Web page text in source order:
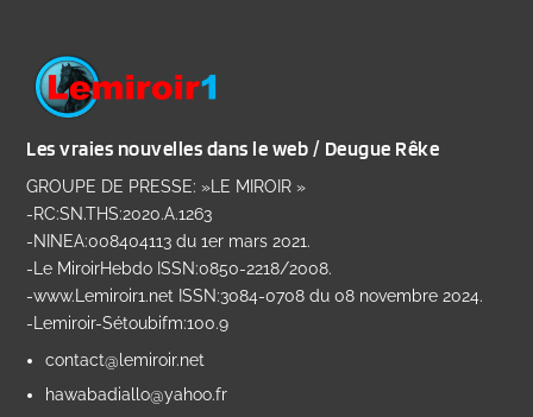
Les vraies nouvelles dans le web / Deugue Rêke
GROUPE DE PRESSE: »LE MIROIR »
-RC:SN.THS:2020.A.1263
-NINEA:008404113 du 1er mars 2021.
-Le MiroirHebdo ISSN:0850-2218/2008.
-www.Lemiroir1.net ISSN:3084-0708 du 08 novembre 2024.
-Lemiroir-Sétoubifm:100.9
contact@lemiroir.net
hawabadiallo@yahoo.fr